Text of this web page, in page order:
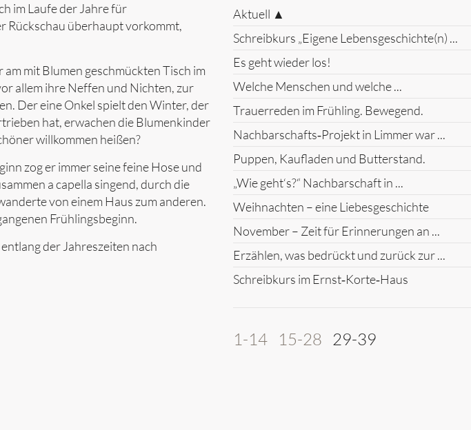
im Laufe der Jahre für
Rückschau überhaupt vorkommt,
mit Blumen geschmückten Tisch im
allem ihre Neffen und Nichten, zur
Der eine Onkel spielt den Winter, der
hat, erwachen die Blumenkinder
willkommen heißen?
zog er immer seine feine Hose und
a capella singend, durch die
von einem Haus zum anderen.
Frühlingsbeginn.
der Jahreszeiten nach
Aktuell ▲
Schreibkurs „Eigene Lebensgeschichte(n) ...
Es geht wieder los!
Welche Menschen und welche ...
Trauerreden im Frühling. Bewegend.
Nachbarschafts‑Projekt in Limmer war ...
Puppen, Kaufladen und Butterstand.
„Wie geht‘s?“ Nachbarschaft in ...
Weihnachten – eine Liebesgeschichte
November – Zeit für Erinnerungen an ...
Erzählen, was bedrückt und zurück zur ...
Schreibkurs im Ernst‑Korte‑Haus
1-14 15-28 29-39